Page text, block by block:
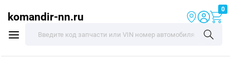
komandir-nn.ru
0